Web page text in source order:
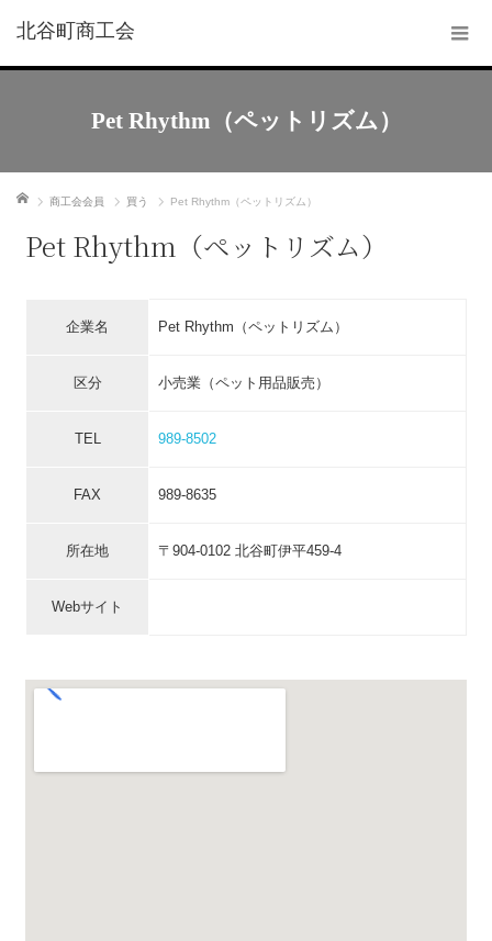
北谷町商工会
Pet Rhythm（ペットリズム）
ホーム 商工会会員 買う Pet Rhythm（ペットリズム）
Pet Rhythm（ペットリズム）
企業名 Pet Rhythm（ペットリズム）
区分 小売業（ペット用品販売）
TEL 989-8502
FAX 989-8635
所在地 〒904-0102 北谷町伊平459-4
Webサイト